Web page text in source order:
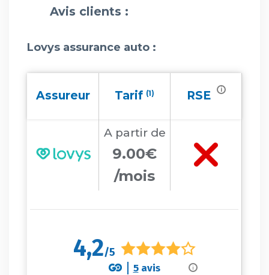
Avis clients :
Lovys assurance auto :
Assureur Tarif (1) RSE i
A partir de
9.00€
/mois
i
4,2/5
5avis